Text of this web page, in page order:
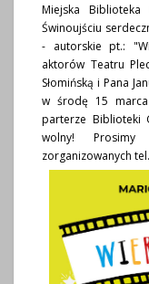
Miejska Biblioteka
Świnoujściu
- autorskie pt.:
aktorów Teatru
Słomińską i Pana
w środę 15
parterze Biblioteki
wolny!
zorganizowanych